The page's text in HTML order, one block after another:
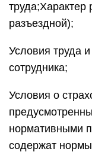
труда;Характер
разъездной);
Условия труда
сотрудника;
Условия о
нормативными
содержат